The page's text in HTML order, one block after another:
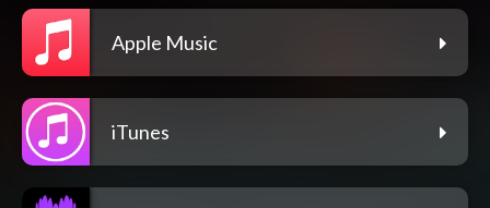
Apple Music
iTunes